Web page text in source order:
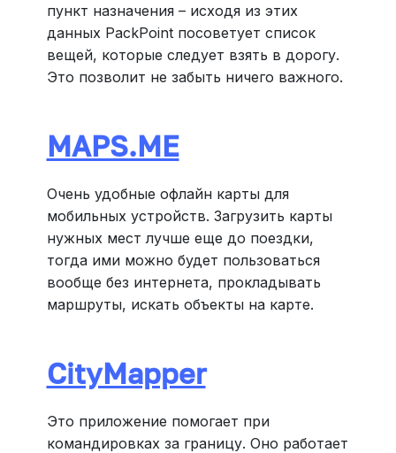
пункт назначения – исходя из этих
данных PackPoint посоветует список
вещей, которые следует взять в дорогу.
Это позволит не забыть ничего важного.
MAPS.ME
Очень удобные офлайн карты для
мобильных устройств. Загрузить карты
нужных мест лучше еще до поездки,
тогда ими можно будет пользоваться
вообще без интернета, прокладывать
маршруты, искать объекты на карте.
CityMapper
Это приложение помогает при
командировках за границу. Оно работает